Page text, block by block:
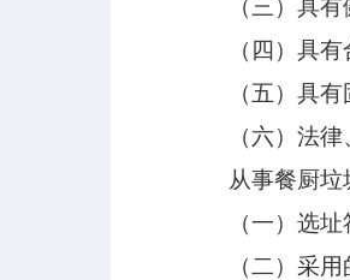
（三）具有健
（四）具有合
（五）具有固
（六）法律、
从事餐厨垃圾
（一）选址符
（二）采用的